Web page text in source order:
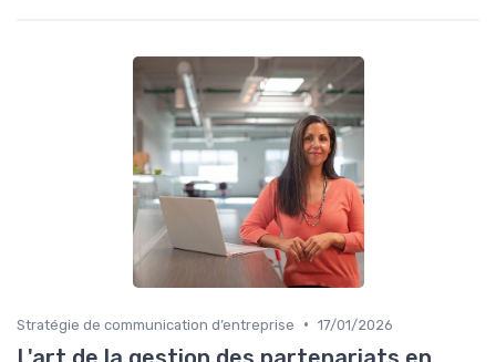
Stratégie de communication d’entreprise • 17/01/2026